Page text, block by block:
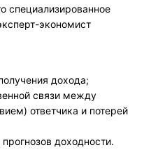
специализированное
экономист
дохода;
связи между
ответчика и потерей
доходности.